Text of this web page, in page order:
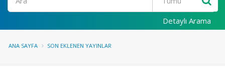
Detaylı Arama
ANA SAYFA SON EKLENEN YAYINLAR